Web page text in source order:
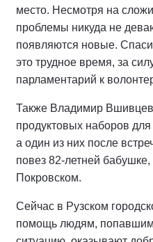
место. Несмотря на
проблемы никуда не
появляются новые.
это трудное время, за
парламентарий к
Также Владимир Вшивцев
продуктовых наборов
а один из них после
повез 82-летней
Покровском.
Сейчас в Рузском
помощь людям,